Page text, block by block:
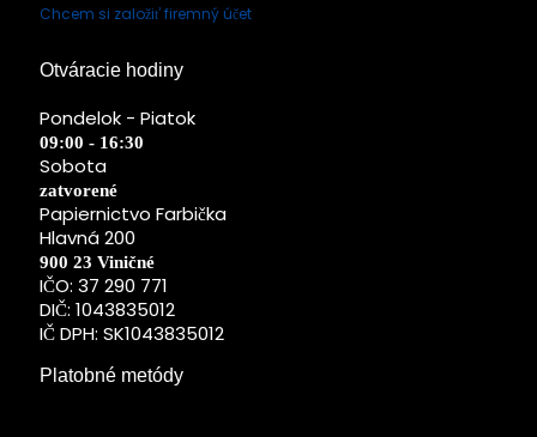
Chcem si založiť firemný účet
Otváracie hodiny
Pondelok - Piatok
09:00 - 16:30
Sobota
zatvorené
Papiernictvo Farbička
Hlavná 200
900 23 Viničné
IČO: 37 290 771
DIČ: 1043835012
IČ DPH: SK1043835012
Platobné metódy